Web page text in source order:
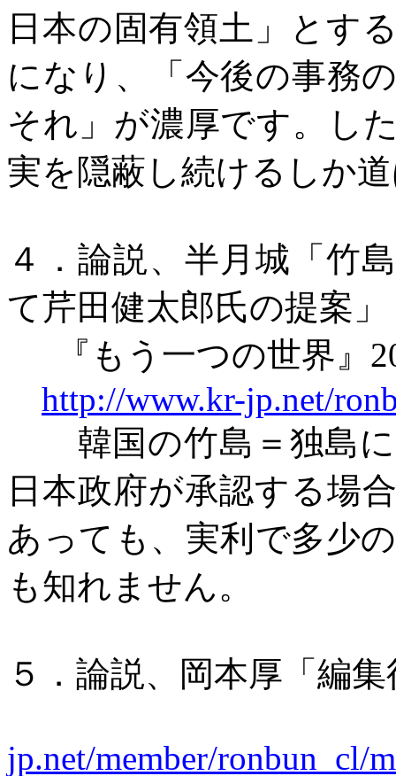
日本の固有領土」とす
になり、「 今後の事務
それ」が濃厚です。し
実を隠蔽し続けるしか
４．論説、半月城「竹
て芹田健太郎氏の提案」
『もう一つの世界』
http://www.kr-jp.net/
韓国の竹島＝独島
日本政府が承認する場
あっても、実利で多少
も知れません。
５．論説、岡本厚「編
jp.net/member/ronbun_cl/